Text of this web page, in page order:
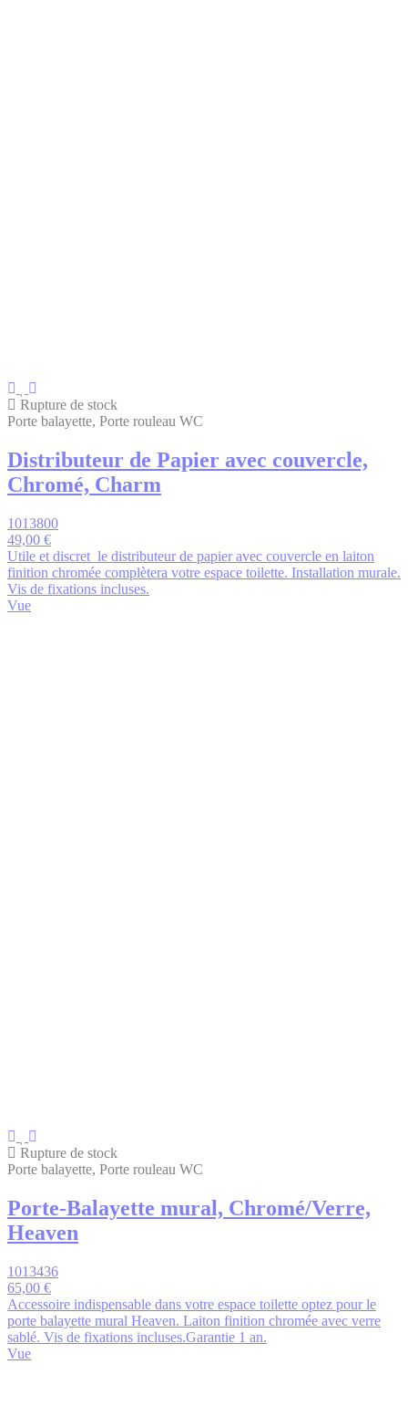
Rupture de stock
Porte balayette, Porte rouleau WC
Distributeur de Papier avec couvercle,
Chromé, Charm
1013800
49,00 €
Utile et discret le distributeur de papier avec couvercle en laiton
finition chromée complètera votre espace toilette. Installation murale.
Vis de fixations incluses.
Vue
Rupture de stock
Porte balayette, Porte rouleau WC
Porte-Balayette mural, Chromé/Verre,
Heaven
1013436
65,00 €
Accessoire indispensable dans votre espace toilette optez pour le
porte balayette mural Heaven. Laiton finition chromée avec verre
sablé. Vis de fixations incluses.Garantie 1 an.
Vue